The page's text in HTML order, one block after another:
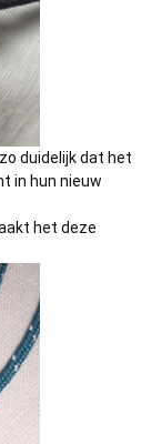
duidelijk dat het
in hun nieuw
het deze